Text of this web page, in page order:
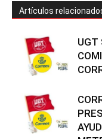
Artículos
UGT